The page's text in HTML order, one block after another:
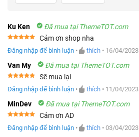
Ku Ken Đã mua tại ThemeTOT.com
hạng55
Cảm ơn shop nha
Đăng nhập để bình luận • thích • 16/04/2023
Van My Đã mua tại ThemeTOT.com
hạng55
Sẽ mua lại
Đăng nhập để bình luận • thích • 11/04/2023
MinDev Đã mua tại ThemeTOT.com
hạng55
Cảm ơn AD
Đăng nhập để bình luận • thích • 03/04/2023